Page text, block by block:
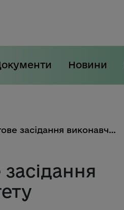
Новини
Відбулося чергове засідання виконавчого комітету